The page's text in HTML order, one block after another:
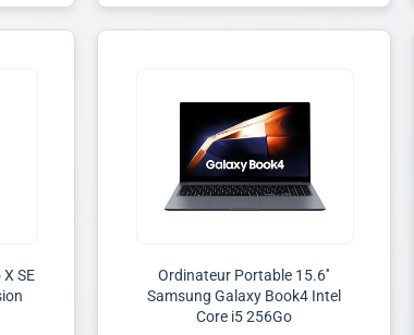
SE
Ordinateur Portable 15.6''
Samsung Galaxy Book4 Intel
Core i5 256Go